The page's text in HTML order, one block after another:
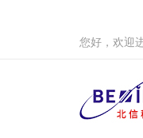
您好，欢迎